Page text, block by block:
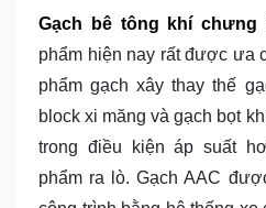
Gạch bê tông khí chưng
phẩm hiện nay rất được ưa
phẩm gạch xây thay thế
block xi măng và gạch bọt
trong điều kiện áp suất
phẩm ra lò. Gạch AAC